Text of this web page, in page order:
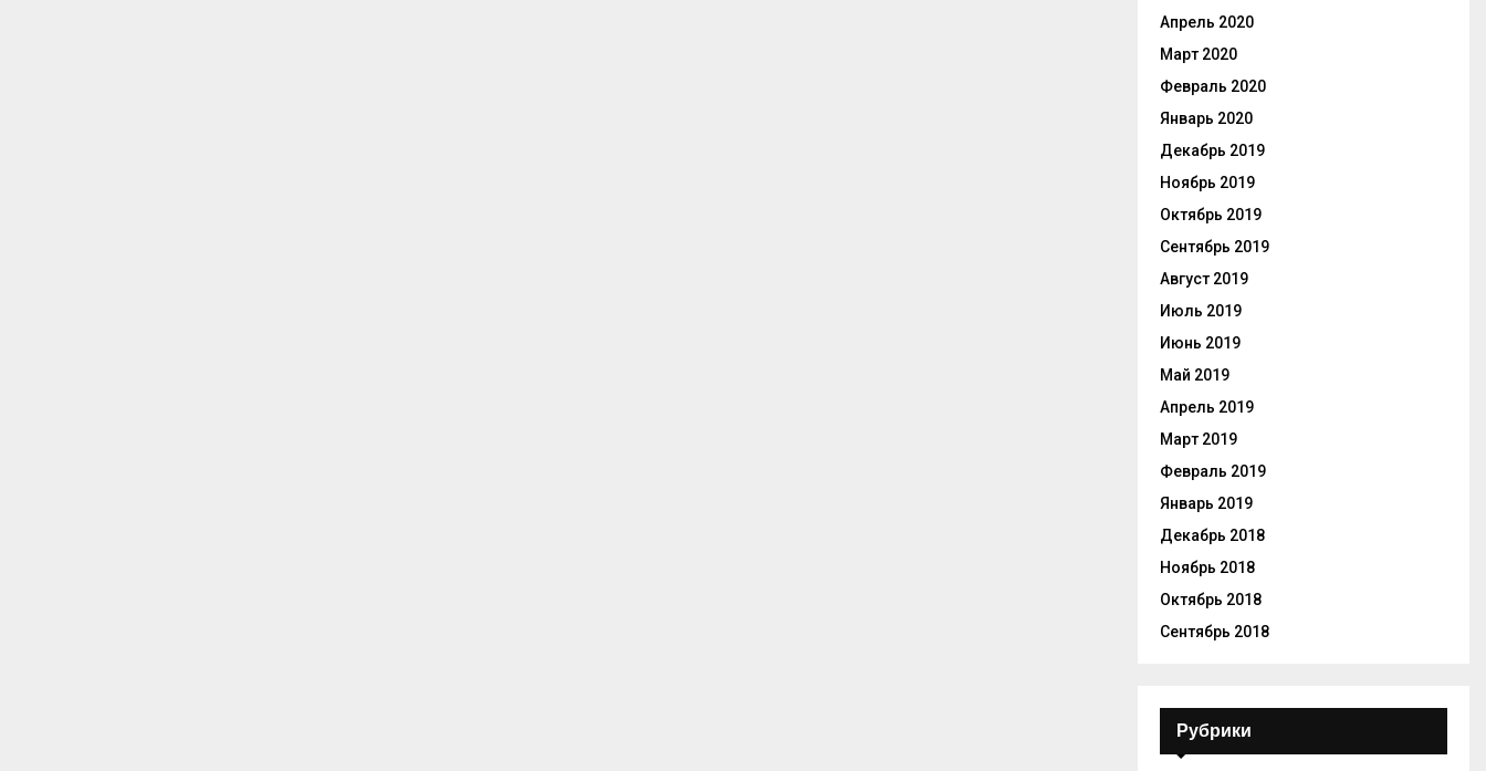
Апрель 2020
Март 2020
Февраль 2020
Январь 2020
Декабрь 2019
Ноябрь 2019
Октябрь 2019
Сентябрь 2019
Август 2019
Июль 2019
Июнь 2019
Май 2019
Апрель 2019
Март 2019
Февраль 2019
Январь 2019
Декабрь 2018
Ноябрь 2018
Октябрь 2018
Сентябрь 2018
Рубрики